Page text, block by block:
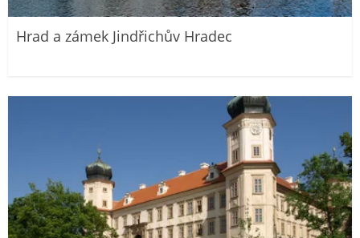
Hrad a zámek Jindřichův Hradec